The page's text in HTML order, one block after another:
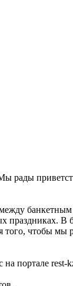
банкетным
В
чтобы
портале rest-